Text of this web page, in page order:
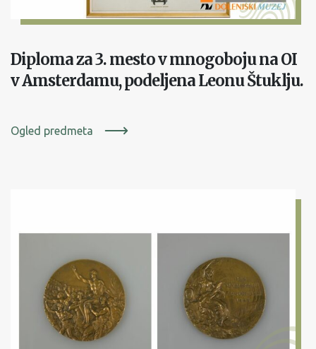
Diploma za 3. mesto v mnogoboju na OI
v Amsterdamu, podeljena Leonu Štuklju.
Ogled predmeta